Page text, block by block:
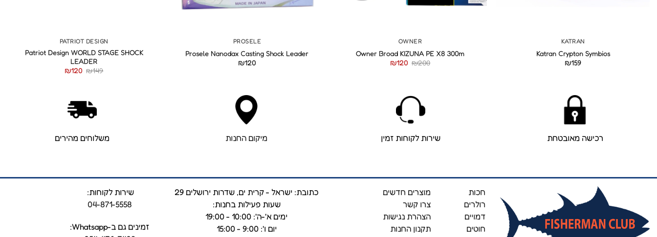
KATRAN
Katran Crypton Symbios
₪159
OWNER
Owner Broad KIZUNA PE X8 300m
₪200
המחיר
₪120
PROSELE
Prosele Nanodax Casting Shock Leader
₪120
PATRIOT DESIGN
Patriot Design WORLD STAGE SHOCK
LEADER
₪149
המחיר
₪120
המחיר
רכישה מאובטחת שירות לקוחות זמין מיקום החנות משלוחים מהירים
חכות
רולרים
דמויים
חוטים
מוצרים חדשים
צרו קשר
הצהרת נגישות
תקנון החנות
כתובת: ישראל - קרית ים, שדרות ירושלים 29
שעות פעילות בחנות:
ימים א'-ה': 10:00 - 19:00
יום ו': 9:00 - 15:00
שירות לקוחות:
04-871-5558
זמינים גם ב-Whatsapp: